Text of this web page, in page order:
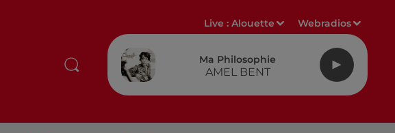
Live :Alouette Webradios
Ma Philosophie
AMEL BENT